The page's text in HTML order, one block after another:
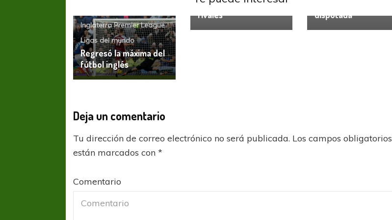
Inglaterra Premier League
Ligas del mundo
Regresó la máxima del
fútbol inglés
sigue aplastando
rivales
disputada
Deja un comentario
Tu dirección de correo electrónico no será publicada. Los campos obligatorios
están marcados con*
Comentario